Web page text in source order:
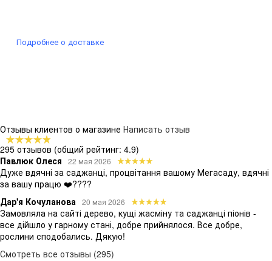
Подробнее о доставке
Отзывы клиентов о магазине Написать отзыв
295 отзывов (общий рейтинг: 4.9)
Павлюк Олеся
22 мая 2026
Дуже вдячні за саджанці, процвітання вашому Мегасаду, вдячні
за вашу працю ❤️????
Дар'я Кочуланова
20 мая 2026
Замовляла на сайті дерево, кущі жасміну та саджанці піонів -
все дійшло у гарному стані, добре прийнялося. Все добре,
рослини сподобались. Дякую!
Смотреть все отзывы (295)